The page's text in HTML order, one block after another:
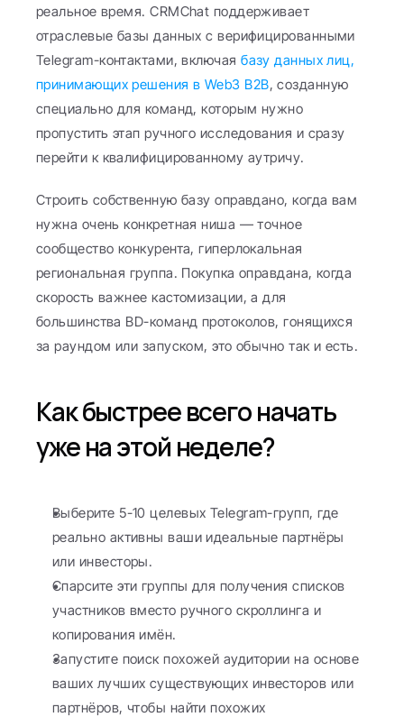
реальное время. CRMChat поддерживает
отраслевые базы данных с верифицированными
Telegram-контактами, включая базу данных лиц,
принимающих решения в Web3 B2B, созданную
специально для команд, которым нужно
пропустить этап ручного исследования и сразу
перейти к квалифицированному аутричу.
Строить собственную базу оправдано, когда вам
нужна очень конкретная ниша — точное
сообщество конкурента, гиперлокальная
региональная группа. Покупка оправдана, когда
скорость важнее кастомизации, а для
большинства BD-команд протоколов, гонящихся
за раундом или запуском, это обычно так и есть.
Как быстрее всего начать
уже на этой неделе?
Выберите 5-10 целевых Telegram-групп, где
реально активны ваши идеальные партнёры
или инвесторы.
Спарсите эти группы для получения списков
участников вместо ручного скроллинга и
копирования имён.
Запустите поиск похожей аудитории на основе
ваших лучших существующих инвесторов или
партнёров, чтобы найти похожих